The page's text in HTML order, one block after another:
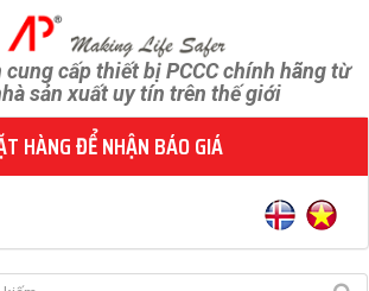
cấp thiết bị PCCC chính hãng từ
sản xuất uy tín trên thế giới
HÀNG ĐỂ NHẬN BÁO GIÁ